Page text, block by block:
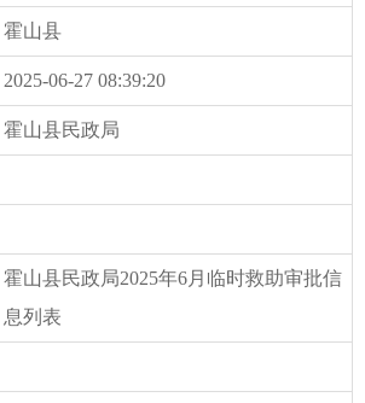
霍山县
2025-06-27 08:39:20
霍山县民政局
霍山县民政局2025年6月临时救助审批信
息列表